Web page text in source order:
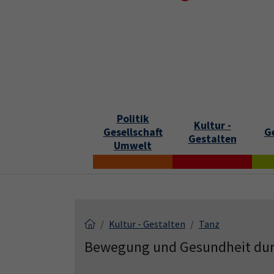
Politik
Gesellschaft
Umwelt
Kultur -
Gestalten
Kultur - Gestalten Tanz
Bewegung und Gesundheit